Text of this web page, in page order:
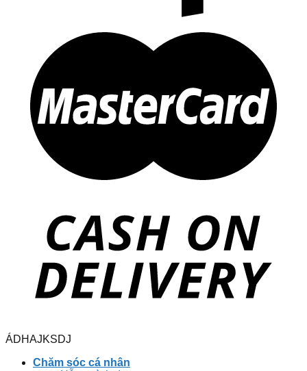
ÁDHAJKSDJ
Chăm sóc cá nhân